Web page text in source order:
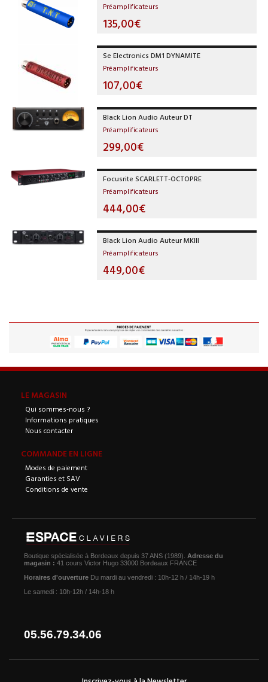
Préamplificateurs
135,00€
Se Electronics DM1 DYNAMITE
Préamplificateurs
107,00€
Black Lion Audio Auteur DT
Préamplificateurs
299,00€
Focusrite SCARLETT-OCTOPRE
Préamplificateurs
444,00€
Black Lion Audio Auteur MKIII
Préamplificateurs
449,00€
LE MAGASIN
Qui sommes-nous ?
Informations pratiques
Nous contacter
COMMANDE EN LIGNE
Modes de paiement
Garanties et SAV
Conditions de vente
Boutique spécialisée à Bordeaux depuis 37 ANS (1989). Adresse du
magasin : 41 cours Victor Hugo 33000 Bordeaux FRANCE
Horaires d'ouverture Du mardi au vendredi : 10h-12 h / 14h-19 h
Le samedi : 10h-12h / 14h-18 h
05.56.79.34.06